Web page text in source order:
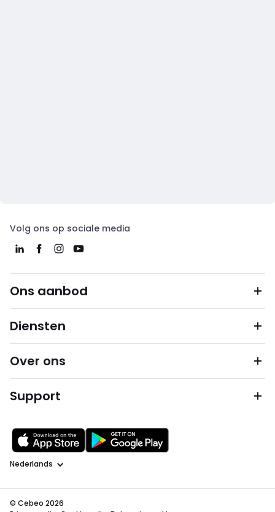
Volg ons op sociale media
Ons aanbod
Diensten
Over ons
Support
Taal
© Cebeo 2026